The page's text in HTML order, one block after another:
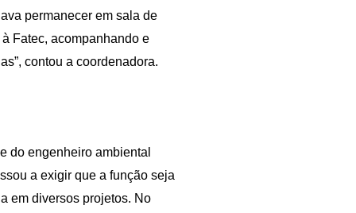
permanecer em sala de
Fatec, acompanhando e
contou a coordenadora.
do engenheiro ambiental
a exigir que a função seja
em diversos projetos. No